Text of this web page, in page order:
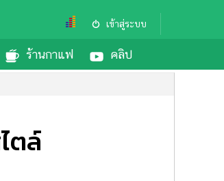
เข้าสู่ระบบ
ร้านกาแฟ คลิป
ตล์